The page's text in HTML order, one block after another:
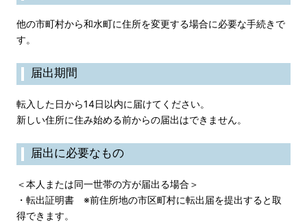
他の市町村から和水町に住所を変更する場合に必要な手続きで
す。
届出期間
転入した日から14日以内に届けてください。
新しい住所に住み始める前からの届出はできません。
届出に必要なもの
＜本人または同一世帯の方が届出る場合＞
・転出証明書 ※前住所地の市区町村に転出届を提出すると取
得できます。